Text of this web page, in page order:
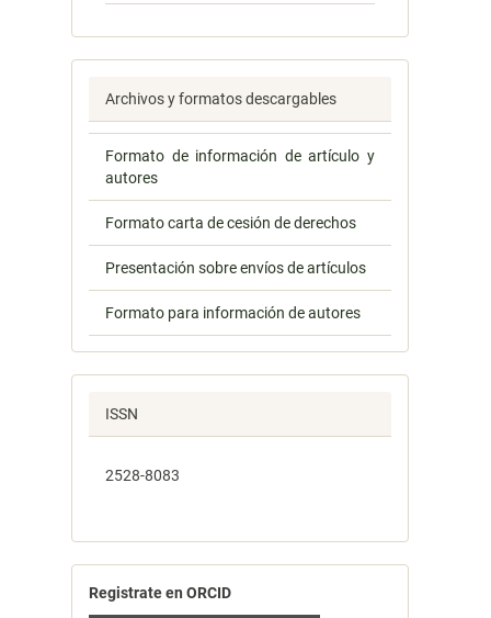
Archivos y formatos descargables
Formato de información de artículo y
autores
Formato carta de cesión de derechos
Presentación sobre envíos de artículos
Formato para información de autores
ISSN
2528-8083
Registrate en ORCID